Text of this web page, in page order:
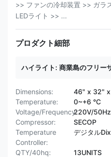
>> ファンの冷却装置 >> ガラ
LEDライト >> ...
プロダクト細部
ハイライト: 商業島のフリー
Dimensions:
46" x 32"
Temperature:
0~+6 °C
Voltage/Frequency:220V/
Compressor:
SECOP
Temperature
Controller:
デジタル
QTY/40hq: 13UNITS